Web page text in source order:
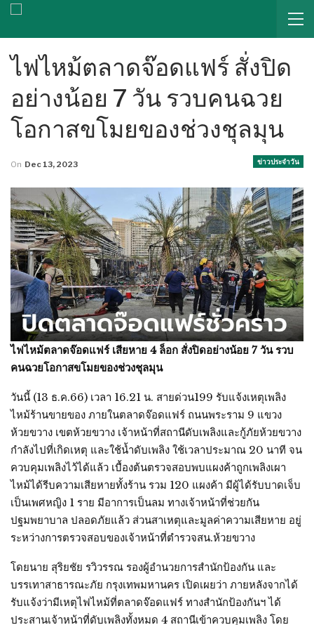
ไฟไหม้ตลาดจ๊อดแฟร์ สั่งปิด
อย่างน้อย 7 วัน รวบคนฉวย
โอกาสขโมยของช่วงชุลมุน
ข่าวประจำวัน
On Dec 13, 2023
ไฟไหม้ตลาดจ๊อดแฟร์ เสียหาย 4 ล็อก สั่งปิดอย่างน้อย 7 วัน รวบ
คนฉวยโอกาสขโมยของช่วงชุลมุน
วันนี้ (13 ธ.ค.66) เวลา 16.21 น. สายด่วน199 รับแจ้งเหตุเพลิง
ไหม้ร้านขายของ ภายในตลาดจ๊อดแฟร์ ถนนพระราม 9 แขวง
ห้วยขวาง เขตห้วยขวาง เจ้าหน้าที่สถานีดับเพลิงและกู้ภัยห้วยขวาง
กำลังไปที่เกิดเหตุ และใช้น้ำดับเพลิง ใช้เวลาประมาณ 20 นาที จน
ควบคุมเพลิงไว้ได้แล้ว เบื้องต้นตรวจสอบพบแผงค้าถูกเพลิงเผา
ไหม้ได้รีบความเสียหายทั้งร้าน รวม 120 แผงค้า มีผู้ได้รับบาดเจ็บ
เป็นเพศหญิง 1 ราย มีอาการเป็นลม ทางเจ้าหน้าที่ช่วยกัน
ปฐมพยาบาล ปลอดภัยแล้ว ส่วนสาเหตุและมูลค่าความเสียหาย อยู่
ระหว่างการตรวจสอบของเจ้าหน้าที่ตำรวจสน.ห้วยขวาง
โดยนาย สุริยชัย รวิวรรณ รองผู้อำนวยการสำนักป้องกัน และ
บรรเทาสาธารณะภัย กรุงเทพมหานคร เปิดเผยว่า ภายหลังจากได้
รับแจ้งว่ามีเหตุไฟไหม้ที่ตลาดจ๊อดแฟร์ ทางสำนักป้องกันฯ ได้
ประสานเจ้าหน้าที่ดับเพลิงทั้งหมด 4 สถานีเข้าควบคุมเพลิง โดย